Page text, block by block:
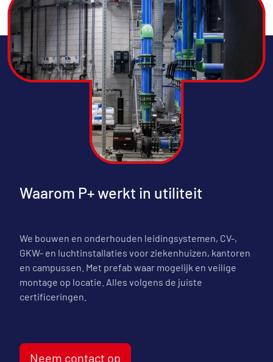
Waarom P+ werkt in utiliteit
We bouwen en onderhouden leidingsystemen, CV-,
GKW- en luchtinstallaties voor ziekenhuizen, kantoren
en campussen. Met prefab waar mogelijk en veilige
montage op locatie. Alles volgens de juiste
certificeringen.
Neem contact op